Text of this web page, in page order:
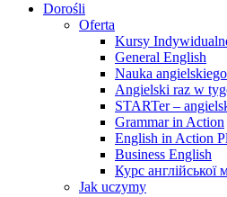
Dorośli
Oferta
Kursy
General English
Nauka
Angielski raz w
STARTer –
Grammar in Action
English in Action
Business English
Курс англійської
Jak uczymy